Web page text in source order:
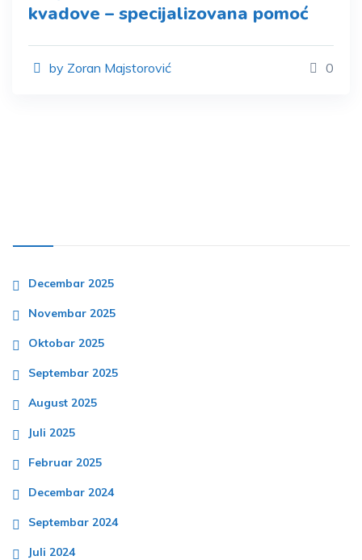
kvadove – specijalizovana pomoć
by Zoran Majstorović 0
Decembar 2025
Novembar 2025
Oktobar 2025
Septembar 2025
August 2025
Juli 2025
Februar 2025
Decembar 2024
Septembar 2024
Juli 2024